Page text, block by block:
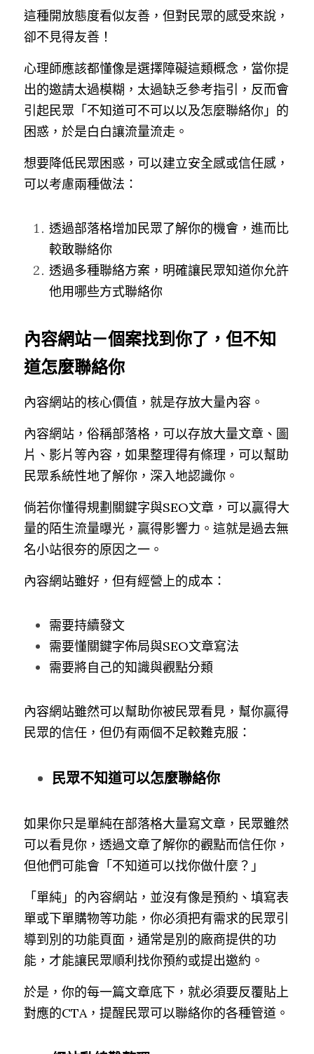
這種開放態度看似友善，但對民眾的感受來說，
卻不見得友善！
心理師應該都懂像是選擇障礙這類概念，當你提
出的邀請太過模糊，太過缺乏參考指引，反而會
引起民眾「不知道可不可以以及怎麼聯絡你」的
困惑，於是白白讓流量流走。
想要降低民眾困惑，可以建立安全感或信任感，
可以考慮兩種做法：
透過部落格增加民眾了解你的機會，進而比
較敢聯絡你
透過多種聯絡方案，明確讓民眾知道你允許
他用哪些方式聯絡你
內容網站－個案找到你了，但不知
道怎麼聯絡你
內容網站的核心價值，就是存放大量內容。
內容網站，俗稱部落格，可以存放大量文章、圖
片、影片等內容，如果整理得有條理，可以幫助
民眾系統性地了解你，深入地認識你。
倘若你懂得規劃關鍵字與SEO文章，可以贏得大
量的陌生流量曝光，贏得影響力。這就是過去無
名小站很夯的原因之一。
內容網站雖好，但有經營上的成本：
需要持續發文
需要懂關鍵字佈局與SEO文章寫法
需要將自己的知識與觀點分類
內容網站雖然可以幫助你被民眾看見，幫你贏得
民眾的信任，但仍有兩個不足較難克服：
民眾不知道可以怎麼聯絡你
如果你只是單純在部落格大量寫文章，民眾雖然
可以看見你，透過文章了解你的觀點而信任你，
但他們可能會「不知道可以找你做什麼？」
「單純」的內容網站，並沒有像是預約、填寫表
單或下單購物等功能，你必須把有需求的民眾引
導到別的功能頁面，通常是別的廠商提供的功
能，才能讓民眾順利找你預約或提出邀約。
於是，你的每一篇文章底下，就必須要反覆貼上
對應的CTA，提醒民眾可以聯絡你的各種管道。